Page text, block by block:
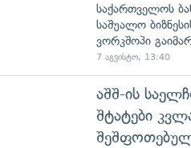
საქართველოს
საშუალო
ვორკშოპი
7 აგვისტო, 13:40
აშშ-ის
შტატები